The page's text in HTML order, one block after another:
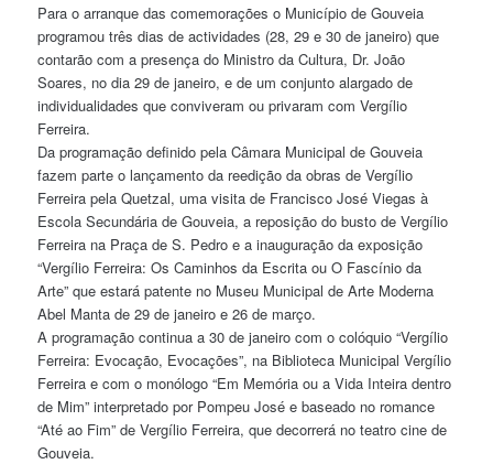
Para o arranque das comemorações o Município de Gouveia
programou três dias de actividades (28, 29 e 30 de janeiro) que
contarão com a presença do Ministro da Cultura, Dr. João
Soares, no dia 29 de janeiro, e de um conjunto alargado de
individualidades que conviveram ou privaram com Vergílio
Ferreira.
Da programação definido pela Câmara Municipal de Gouveia
fazem parte o lançamento da reedição da obras de Vergílio
Ferreira pela Quetzal, uma visita de Francisco José Viegas à
Escola Secundária de Gouveia, a reposição do busto de Vergílio
Ferreira na Praça de S. Pedro e a inauguração da exposição
“Vergílio Ferreira: Os Caminhos da Escrita ou O Fascínio da
Arte” que estará patente no Museu Municipal de Arte Moderna
Abel Manta de 29 de janeiro e 26 de março.
A programação continua a 30 de janeiro com o colóquio “Vergílio
Ferreira: Evocação, Evocações”, na Biblioteca Municipal Vergílio
Ferreira e com o monólogo “Em Memória ou a Vida Inteira dentro
de Mim” interpretado por Pompeu José e baseado no romance
“Até ao Fim” de Vergílio Ferreira, que decorrerá no teatro cine de
Gouveia.